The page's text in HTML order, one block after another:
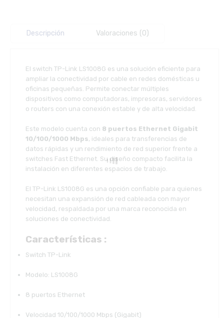
Descripción Valoraciones (0)
El switch TP-Link LS1008G es una solución eficiente para
ampliar la conectividad por cable en redes domésticas u
oficinas pequeñas. Permite conectar múltiples
dispositivos como computadoras, impresoras, servidores
o routers con una conexión estable y de alta velocidad.
Este modelo cuenta con 8 puertos Ethernet Gigabit
10/100/1000 Mbps, ideales para transferencias de
datos rápidas y un rendimiento de red superior frente a
switches Fast Ethernet. Su diseño compacto facilita la
instalación en diferentes espacios de trabajo.
El TP-Link LS1008G es una opción confiable para quienes
necesitan una expansión de red cableada con mayor
velocidad, respaldada por una marca reconocida en
soluciones de conectividad.
Características :
Switch TP-Link
Modelo: LS1008G
8 puertos Ethernet
Velocidad 10/100/1000 Mbps (Gigabit)